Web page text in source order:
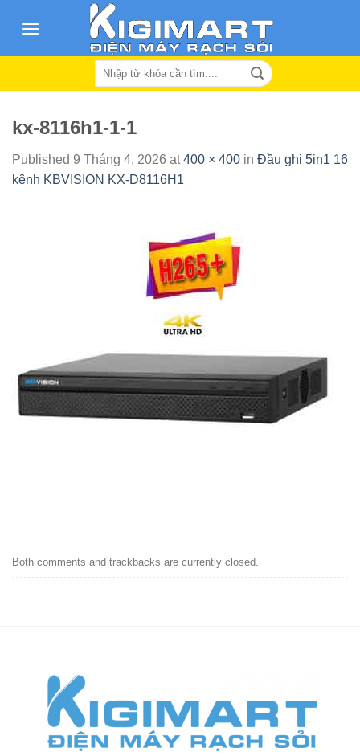
Search
kx-8116h1-1-1
Published 9 Tháng 4, 2026 at400 × 400 in Đầu ghi 5in1 16
kênh KBVISION KX-D8116H1
Both comments and trackbacks are currently closed.